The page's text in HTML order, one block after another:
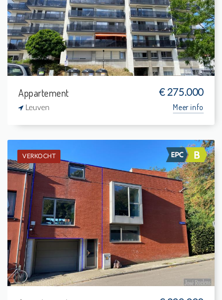
1
4 m²
1
61 m²
Appartement € 275.000
Leuven Meer info
VERKOCHT
Verkocht: Duplex
2
5 m²
1
105 m²